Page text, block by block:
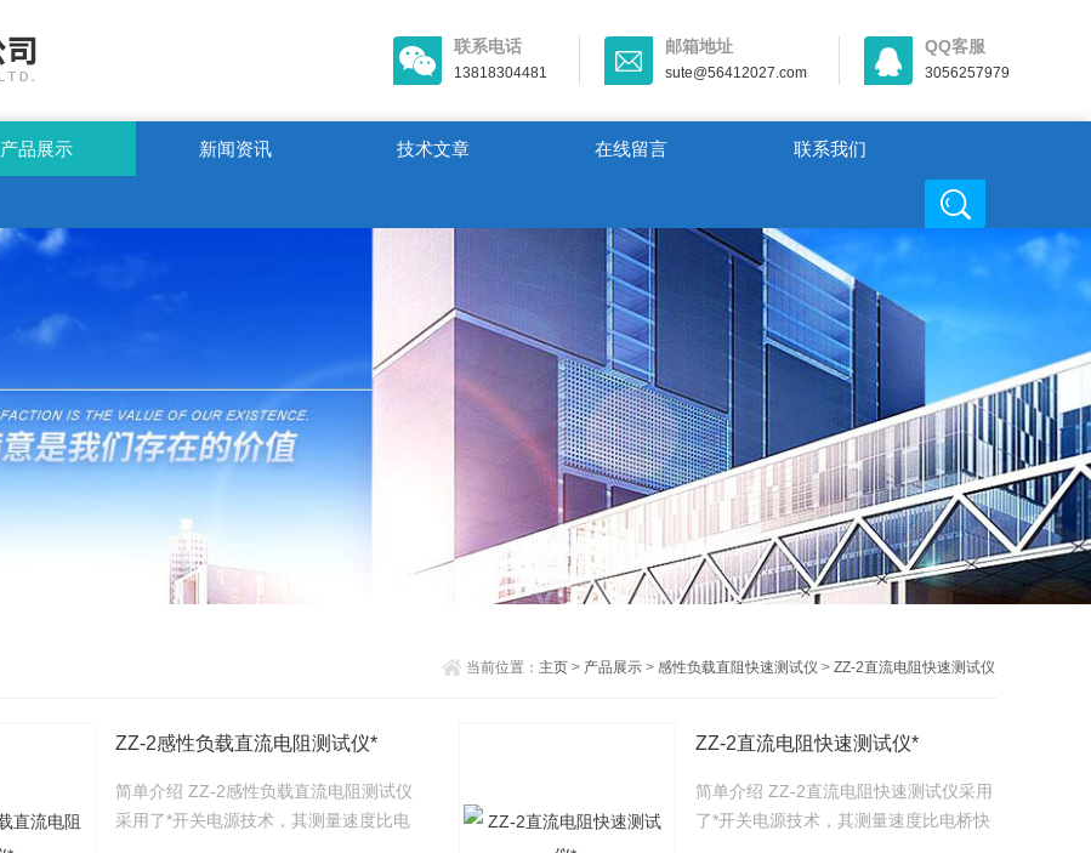
联系电话
13818304481
邮箱地址
sute@56412027.com
QQ客服
3056257979
产品展示 新闻资讯 技术文章 在线留言 联系我们
当前位置： 主页> 产品展示> 感性负载直阻快速测试仪 > ZZ-2直流电阻快速测试仪
ZZ-2感性负载直流电阻测试仪*
简单介绍 ZZ-2感性负载直流电阻测试仪
采用了*开关电源技术，其测量速度比电
ZZ-2直流电阻快速测试仪*
简单介绍 ZZ-2直流电阻快速测试仪采用
了*开关电源技术，其测量速度比电桥快